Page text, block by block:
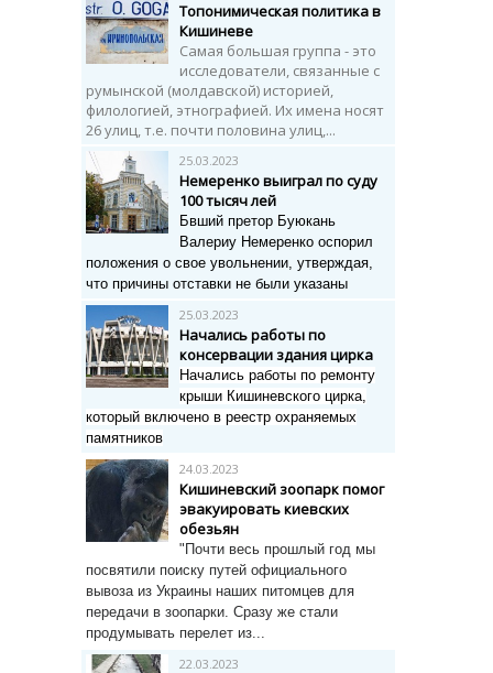
Топонимическая политика в
Кишиневе
Самая большая группа - это
исследователи, связанные с
румынской (молдавской) историей,
филологией, этнографией. Их имена носят
26 улиц, т.е. почти половина улиц,...
25.03.2023
Немеренко выиграл по суду
100 тысяч лей
Бвший претор Буюкань
Валериу Немеренко оспорил
положения о свое увольнении, утверждая,
что причины отставки не были указаны
25.03.2023
Начались работы по
консервации здания цирка
Начались работы по ремонту
крыши Кишиневского цирка,
который включено в реестр охраняемых
памятников
24.03.2023
Кишиневский зоопарк помог
эвакуировать киевских
обезьян
"Почти весь прошлый год мы
посвятили поиску путей официального
вывоза из Украины наших питомцев для
передачи в зоопарки. Сразу же стали
продумывать перелет из...
22.03.2023